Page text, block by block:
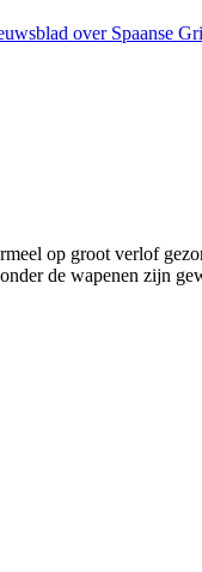
over Spaanse
op groot verlof
de wapenen zijn